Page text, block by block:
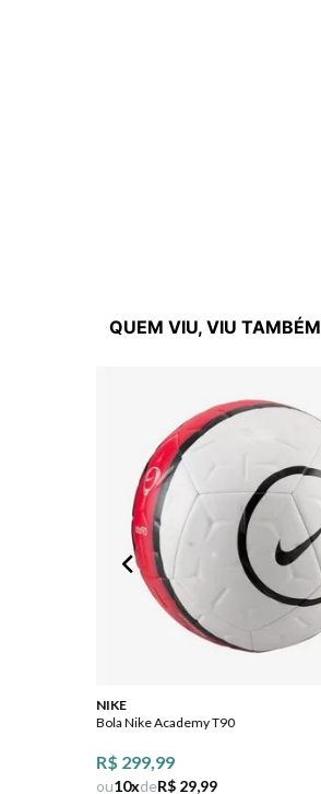
QUEM VIU, VIU TAMBÉM
NIKE
Bola Nike Academy T90
R$ 299,99
ou10xdeR$ 29,99